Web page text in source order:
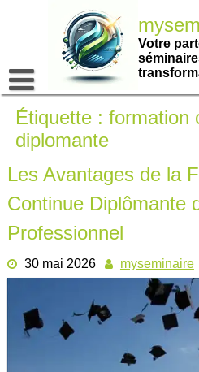
Votre
Étiquette : formation
diplomante
Les Avantages de la
Continue Diplômante
Professionnel
30 mai 2026 myseminaire